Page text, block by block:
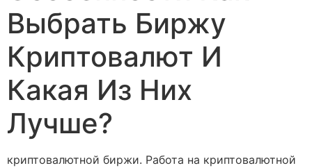
Выбрать Биржу
Криптовалют И
Какая Из Них
Лучше?
криптовалютной биржи. Работа на криптовалютной